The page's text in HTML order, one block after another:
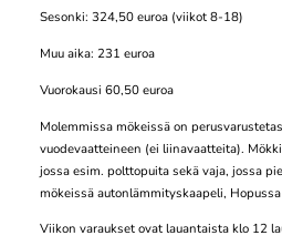
Sesonki: 324,50 euroa
Muu aika: 231
Vuorokausi
Molemmissa mökeissä on
vuodevaatteineen (ei liinavaatteita).
jossa esim. polttopuita sekä vaja, jossa
mökeissä autonlämmityskaapeli,
Viikon varaukset ovat lauantaista klo 12